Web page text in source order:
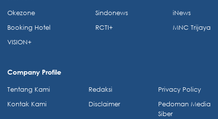
Okezone
Booking Hotel
VISION+
Sindonews
RCTI+
iNews
MNC Trijaya
Company Profile
Tentang Kami
Kontak Kami
Redaksi
Disclaimer
Privacy Policy
Pedoman Media
Siber